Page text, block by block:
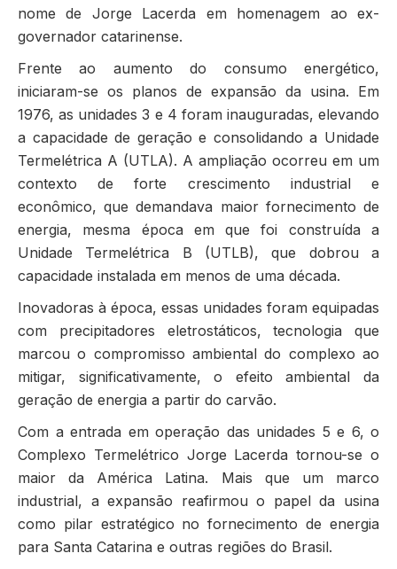
nome de Jorge Lacerda em homenagem ao ex-
governador catarinense.
Frente ao aumento do consumo energético,
iniciaram-se os planos de expansão da usina. Em
1976, as unidades 3 e 4 foram inauguradas, elevando
a capacidade de geração e consolidando a Unidade
Termelétrica A (UTLA). A ampliação ocorreu em um
contexto de forte crescimento industrial e
econômico, que demandava maior fornecimento de
energia, mesma época em que foi construída a
Unidade Termelétrica B (UTLB), que dobrou a
capacidade instalada em menos de uma década.
Inovadoras à época, essas unidades foram equipadas
com precipitadores eletrostáticos, tecnologia que
marcou o compromisso ambiental do complexo ao
mitigar, significativamente, o efeito ambiental da
geração de energia a partir do carvão.
Com a entrada em operação das unidades 5 e 6, o
Complexo Termelétrico Jorge Lacerda tornou-se o
maior da América Latina. Mais que um marco
industrial, a expansão reafirmou o papel da usina
como pilar estratégico no fornecimento de energia
para Santa Catarina e outras regiões do Brasil.